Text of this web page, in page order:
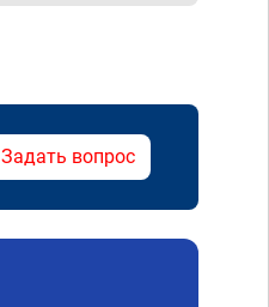
Задать вопрос